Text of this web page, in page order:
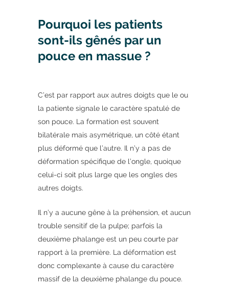
Pourquoi les patients
sont-ils gênés par un
pouce en massue ?
C’est par rapport aux autres doigts que le ou
la patiente signale le caractère spatulé de
son pouce. La formation est souvent
bilatérale mais asymétrique, un côté étant
plus déformé que l’autre. Il n’y a pas de
déformation spécifique de l’ongle, quoique
celui-ci soit plus large que les ongles des
autres doigts.
Il n’y a aucune gêne à la préhension, et aucun
trouble sensitif de la pulpe; parfois la
deuxième phalange est un peu courte par
rapport à la première. La déformation est
donc complexante à cause du caractère
massif de la deuxième phalange du pouce.